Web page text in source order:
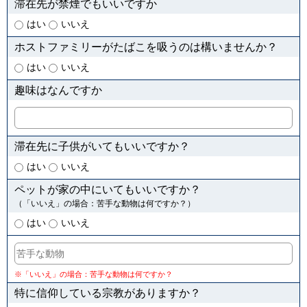
滞在先が禁煙でもいいですか
はい いいえ
ホストファミリーがたばこを吸うのは構いませんか？
はい いいえ
趣味はなんですか
滞在先に子供がいてもいいですか？
はい いいえ
ペットが家の中にいてもいいですか？
（「いいえ」の場合：苦手な動物は何ですか？）
はい いいえ
※「いいえ」の場合：苦手な動物は何ですか？
特に信仰している宗教がありますか？